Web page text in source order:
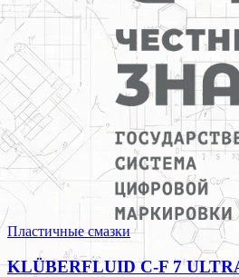
Пластичные смазки
KLÜBERFLUID C-F 7